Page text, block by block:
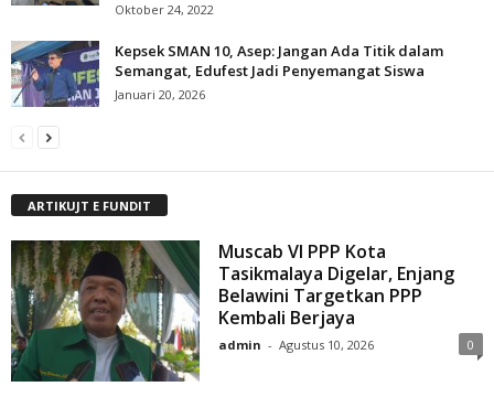
Oktober 24, 2022
Kepsek SMAN 10, Asep: Jangan Ada Titik dalam
Semangat, Edufest Jadi Penyemangat Siswa
Januari 20, 2026
ARTIKUJT E FUNDIT
Muscab VI PPP Kota
Tasikmalaya Digelar, Enjang
Belawini Targetkan PPP
Kembali Berjaya
admin - Agustus 10, 2026 0